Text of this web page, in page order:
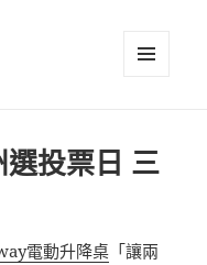
投票日 三
電動升降桌 「讓兩